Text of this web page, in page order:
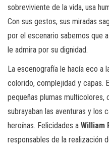
sobreviviente de la vida, usa
Con sus gestos, sus miradas
por el escenario sabemos que
le admira por su dignidad.
La escenografía le hacía eco a
colorido, complejidad y capas.
pequeñas plumas multicolores,
subrayaban las aventuras y los
heroínas. Felicidades a William
responsables de la realización